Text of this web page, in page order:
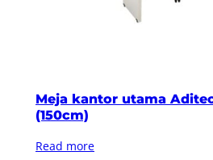
Meja kantor utama
(150cm)
Read more